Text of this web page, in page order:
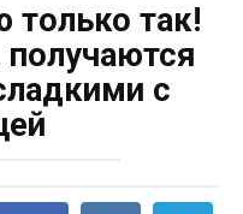
только так!
получаются
с